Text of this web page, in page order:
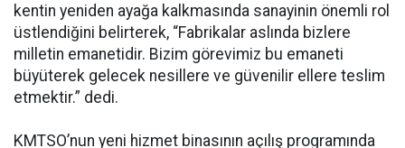
kentin yeniden ayağa kalkmasında sanayinin önemli rol
üstlendiğini belirterek, “Fabrikalar aslında bizlere
milletin emanetidir. Bizim görevimiz bu emaneti
büyüterek gelecek nesillere ve güvenilir ellere teslim
etmektir.” dedi.
KMTSO’nun yeni hizmet binasının açılış programında